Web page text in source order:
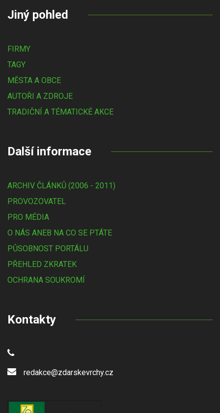
Jiný pohled
FIRMY
TAGY
MĚSTA A OBCE
AUTOŘI A ZDROJE
TRADIČNÍ A TÉMATICKÉ AKCE
Další informace
ARCHIV ČLÁNKŮ (2006 - 2011)
PROVOZOVATEL
PRO MÉDIA
O NÁS ANEB NA CO SE PTÁTE
PŮSOBNOST PORTÁLU
PŘEHLED ZKRATEK
OCHRANA SOUKROMÍ
Kontakty
redakce@zdarskevrchy.cz